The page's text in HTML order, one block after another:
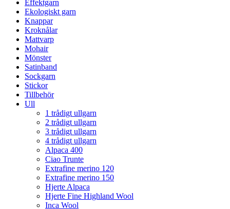
Effektgarn
Ekologiskt garn
Knappar
Kroknålar
Mattvarp
Mohair
Mönster
Satinband
Sockgarn
Stickor
Tillbehör
Ull
1 trådigt ullgarn
2 trådigt ullgarn
3 trådigt ullgarn
4 trådigt ullgarn
Alpaca 400
Ciao Trunte
Extrafine merino 120
Extrafine merino 150
Hjerte Alpaca
Hjerte Fine Highland Wool
Inca Wool